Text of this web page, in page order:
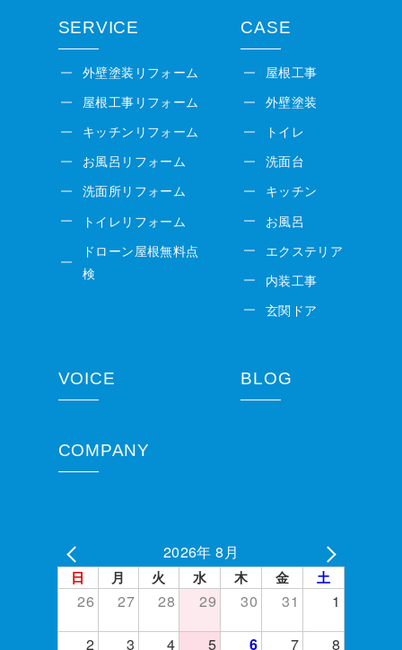
SERVICE
外壁塗装リフォーム
屋根工事リフォーム
キッチンリフォーム
お風呂リフォーム
洗面所リフォーム
トイレリフォーム
ドローン屋根無料点
検
CASE
屋根工事
外壁塗装
トイレ
洗面台
キッチン
お風呂
エクステリア
内装工事
玄関ドア
VOICE BLOG
COMPANY
2026年 8月
日 月 火 水 木 金 土
26 27 28 29 30 31
1
2
3 4 5 6 7
8